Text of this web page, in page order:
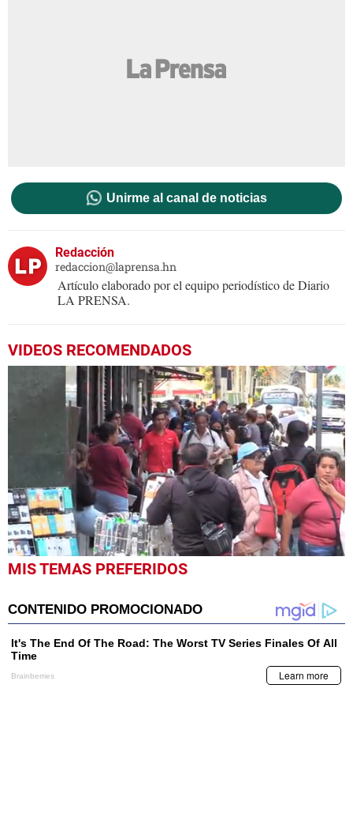
Unirme al canal de noticias
Redacción
redaccion@laprensa.hn
Artículo elaborado por el equipo periodístico de Diario
LA PRENSA.
VIDEOS RECOMENDADOS
0
seconds
minute,
57
seconds
MIS TEMAS PREFERIDOS